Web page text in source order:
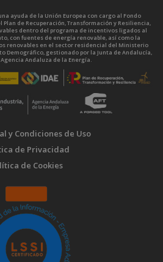
ayuda de la Unión Europea con cargo al Fondo
de Recuperación, Transformación y Resiliencia,
dentro del programa de incentivos ligados al
con fuentes de energía renovable, así como la
renovables en el sector residencial del Ministerio
Demográfico, gestionado por la Junta de Andalucía,
Andaluza de la Energía.
y Condiciones de Uso
de Privacidad
de Cookies